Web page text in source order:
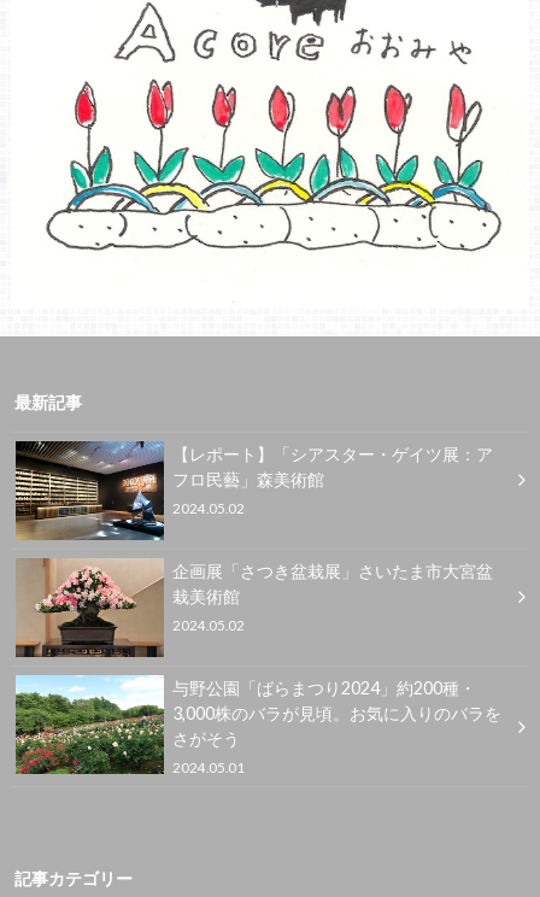
最新記事
【レポート】「シアスター・ゲイツ展：ア
フロ民藝」森美術館
2024.05.02
企画展「さつき盆栽展」さいたま市大宮盆
栽美術館
2024.05.02
与野公園「ばらまつり2024」約200種・
3,000株のバラが見頃。お気に入りのバラを
さがそう
2024.05.01
記事カテゴリー